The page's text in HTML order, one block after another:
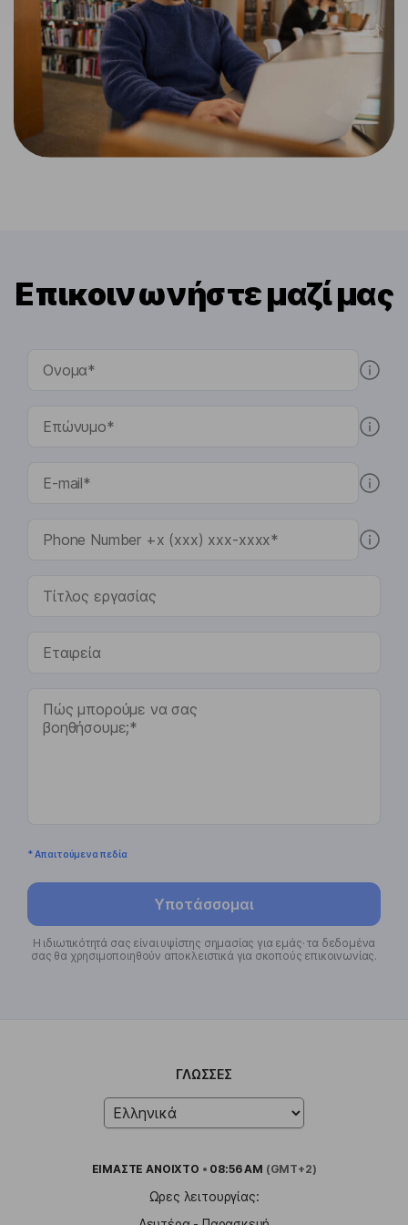
Επικοινωνήστε μαζί μας
* Απαιτούμενα πεδία
Υποτάσσομαι
Η ιδιωτικότητά σας είναι υψίστης σημασίας για εμάς· τα δεδομένα
σας θα χρησιμοποιηθούν αποκλειστικά για σκοπούς επικοινωνίας.
ΓΛΏΣΣΕΣ
ΕΙΜΑΣΤΕΑΝΟΙΧΤΟ • 08:56 AM (GMT+2)
Ωρες λειτουργίας: